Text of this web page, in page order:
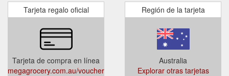
Tarjeta regalo oficial
Tarjeta de compra en línea
megagrocery.com.au/voucher
Región de la tarjeta
Australia
Explorar otras tarjetas